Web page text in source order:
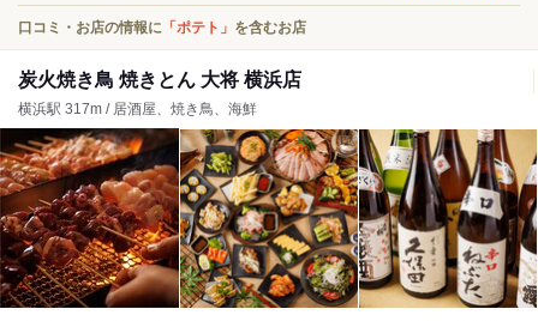
口コミ・お店の情報に 「ポテト」 を含むお店
炭火焼き鳥 焼きとん 大将 横浜店
横浜駅 317m / 居酒屋、焼き鳥、海鮮